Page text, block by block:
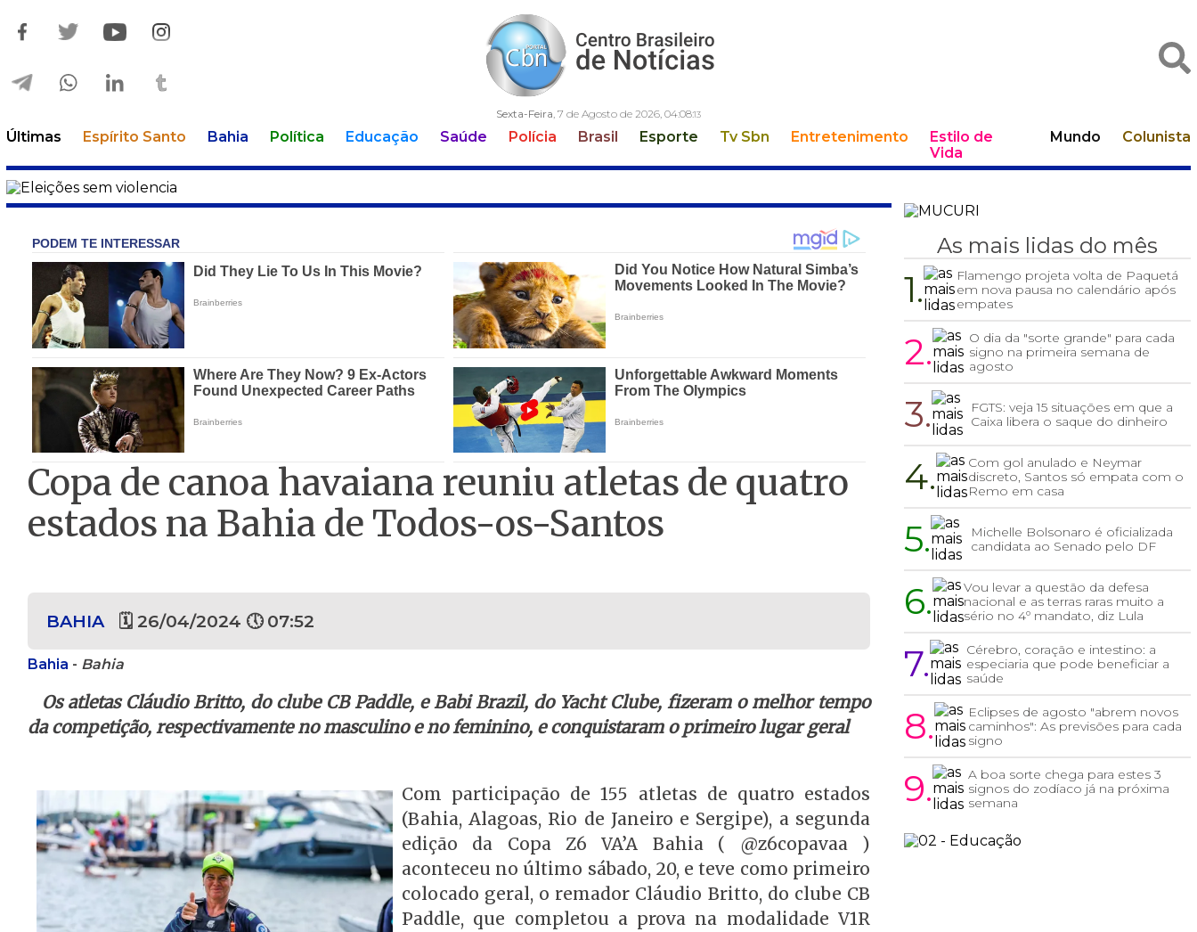
Sexta-Feira, 7 de Agosto de 2026, 04:08:14
Últimas Espírito Santo Bahia Política Educação Saúde Polícia Brasil Esporte Tv Sbn Entretenimento
Estilo de
Vida
Mundo Colunista
Copa de canoa havaiana reuniu atletas de quatro
estados na Bahia de Todos-os-Santos
BAHIA 🗓 26/04/2024 🕔 07:52
Bahia - Bahia
Os atletas Cláudio Britto, do clube CB Paddle, e Babi Brazil, do Yacht Clube, fizeram o melhor tempo
da competição, respectivamente no masculino e no feminino, e conquistaram o primeiro lugar geral
Com participação de 155 atletas de quatro estados
(Bahia, Alagoas, Rio de Janeiro e Sergipe), a segunda
edição da Copa Z6 VA’A Bahia ( @z6copavaa )
aconteceu no último sábado, 20, e teve como primeiro
colocado geral, o remador Cláudio Britto, do clube CB
Paddle, que completou a prova na modalidade V1R
As mais lidas do mês
1.
Flamengo projeta volta de Paquetá
em nova pausa no calendário após
empates
2.
O dia da "sorte grande" para cada
signo na primeira semana de
agosto
3.
FGTS: veja 15 situações em que a
Caixa libera o saque do dinheiro
4.
Com gol anulado e Neymar
discreto, Santos só empata com o
Remo em casa
5.
Michelle Bolsonaro é oficializada
candidata ao Senado pelo DF
6.
Vou levar a questão da defesa
nacional e as terras raras muito a
sério no 4º mandato, diz Lula
7.
Cérebro, coração e intestino: a
especiaria que pode beneficiar a
saúde
8.
Eclipses de agosto "abrem novos
caminhos": As previsões para cada
signo
9.
A boa sorte chega para estes 3
signos do zodíaco já na próxima
semana